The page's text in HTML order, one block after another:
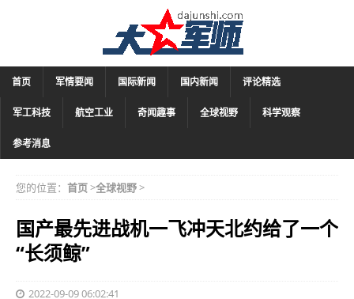
首页 军情要闻 国际新闻 国内新闻 评论精选
军工科技 航空工业 奇闻趣事 全球视野 科学观察
参考消息
您的位置： 首页>全球视野>
国产最先进战机一飞冲天北约给了一个
“长须鲸”
2022-09-09 06:02:41